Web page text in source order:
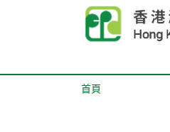
Skip to main content
首頁